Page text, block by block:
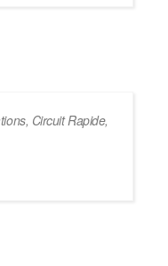
Circuit Rapide,